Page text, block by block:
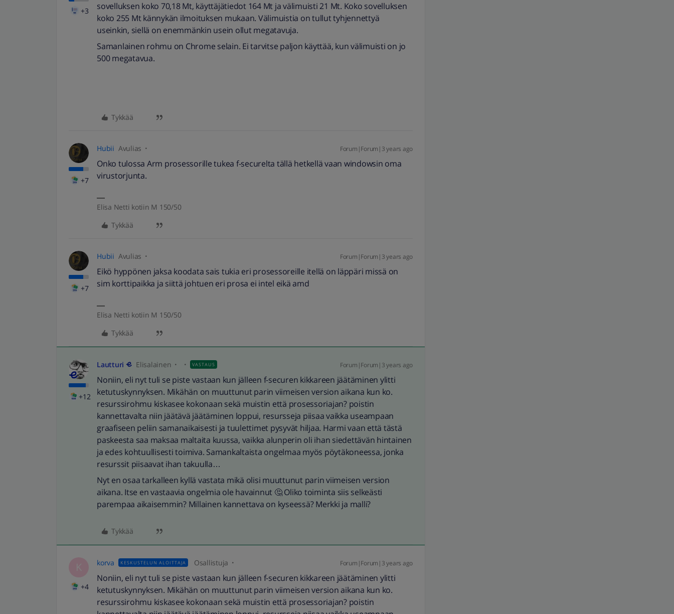
+3
sovelluksen koko 70,18 Mt, käyttäjätiedot 164 Mt ja välimuisti 21 Mt. Koko sovelluksen
koko 255 Mt kännykän ilmoituksen mukaan. Välimuistia on tullut tyhjennettyä
useinkin, siellä on enemmänkin usein ollut megatavuja.
Samanlainen rohmu on Chrome selain. Ei tarvitse paljon käyttää, kun välimuisti on jo
500 megatavua.
Tykkää
+7
Hubii Avulias Forum|Forum|3 years ago
Onko tulossa Arm prosessorille tukea f-securelta tällä hetkellä vaan windowsin oma
virustorjunta.
Elisa Netti kotiin M 150/50
Tykkää
+7
Hubii Avulias Forum|Forum|3 years ago
Eikö hyppönen jaksa koodata sais tukia eri prosessoreille itellä on läppäri missä on
sim korttipaikka ja siittä johtuen eri prosa ei intel eikä amd
Elisa Netti kotiin M 150/50
Tykkää
+12
Lautturi Elisalainen VASTAUS Forum|Forum|3 years ago
Noniin, eli nyt tuli se piste vastaan kun jälleen f-securen kikkareen jäätäminen ylitti
ketutuskynnyksen. Mikähän on muuttunut parin viimeisen version aikana kun ko.
resurssirohmu kiskasee kokonaan sekä muistin että prosessoriajan? poistin
kannettavalta niin jäätävä jäätäminen loppui, resursseja piisaa vaikka useampaan
graafiseen peliin samanaikaisesti ja tuulettimet pysyvät hiljaa. Harmi vaan että tästä
paskeesta saa maksaa maltaita kuussa, vaikka alunperin oli ihan siedettävän hintainen
ja edes kohtuullisesti toimiva. Samankaltaista ongelmaa myös pöytäkoneessa, jonka
resurssit piisaavat ihan takuulla…
Nyt en osaa tarkalleen kyllä vastata mikä olisi muuttunut parin viimeisen version
aikana. Itse en vastaavia ongelmia ole havainnut 🤔 Oliko toiminta siis selkeästi
parempaa aikaisemmin? Millainen kannettava on kyseessä? Merkki ja malli?
Tykkää
K
+4
korva KESKUSTELUN ALOITTAJA Osallistuja Forum|Forum|3 years ago
Noniin, eli nyt tuli se piste vastaan kun jälleen f-securen kikkareen jäätäminen ylitti
ketutuskynnyksen. Mikähän on muuttunut parin viimeisen version aikana kun ko.
resurssirohmu kiskasee kokonaan sekä muistin että prosessoriajan? poistin